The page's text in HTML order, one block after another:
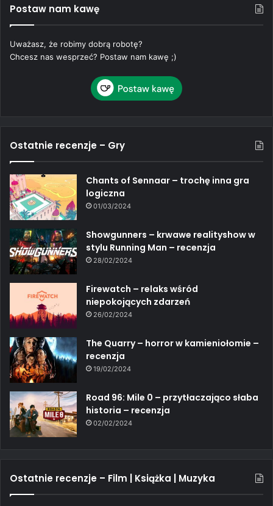
Postaw nam kawę
Uważasz, że robimy dobrą robotę?
Chcesz nas wesprzeć? Postaw nam kawę ;)
Ostatnie recenzje – Gry
Chants of Sennaar – trochę inna gra
logiczna
01/03/2024
Showgunners – krwawe realityshow w
stylu Running Man – recenzja
28/02/2024
Firewatch – relaks wśród
niepokojących zdarzeń
26/02/2024
The Quarry – horror w kamieniołomie –
recenzja
19/02/2024
Road 96: Mile 0 – przytłaczająco słaba
historia – recenzja
02/02/2024
Ostatnie recenzje – Film | Książka | Muzyka